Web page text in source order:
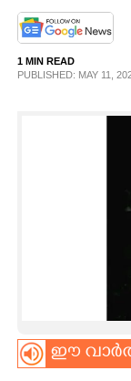
PHOTOS
LIFESTYLE
CARTOONS
1 MIN READ
PUBLISHED: MAY 11,
ഈ